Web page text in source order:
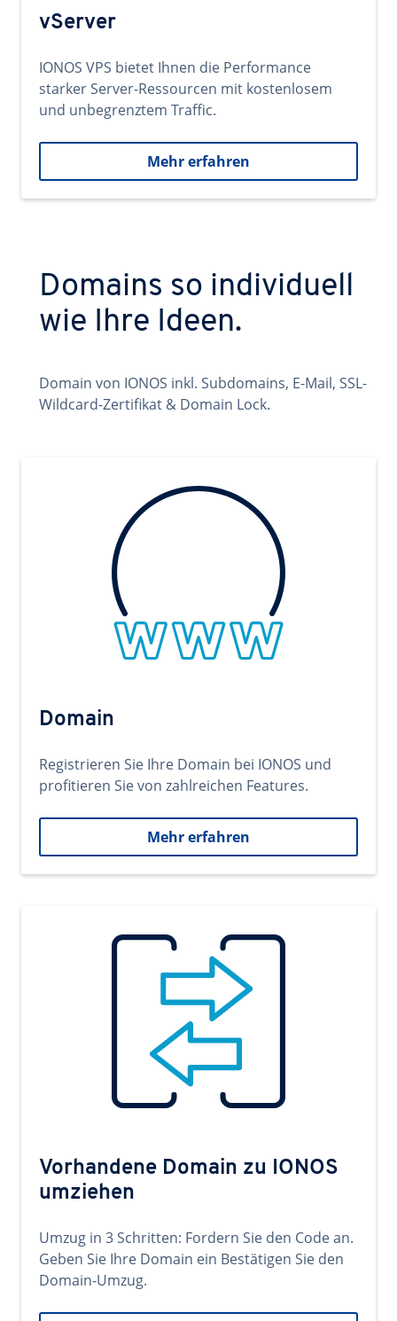
vServer
IONOS VPS bietet Ihnen die Performance
starker Server-Ressourcen mit kostenlosem
und unbegrenztem Traffic.
Mehr erfahren
Domains so individuell
wie Ihre Ideen.
Domain von IONOS inkl. Subdomains, E-Mail, SSL-
Wildcard-Zertifikat & Domain Lock.
Domain
Registrieren Sie Ihre Domain bei IONOS und
profitieren Sie von zahlreichen Features.
Mehr erfahren
Vorhandene Domain zu IONOS
umziehen
Umzug in 3 Schritten: Fordern Sie den Code an.
Geben Sie Ihre Domain ein Bestätigen Sie den
Domain-Umzug.